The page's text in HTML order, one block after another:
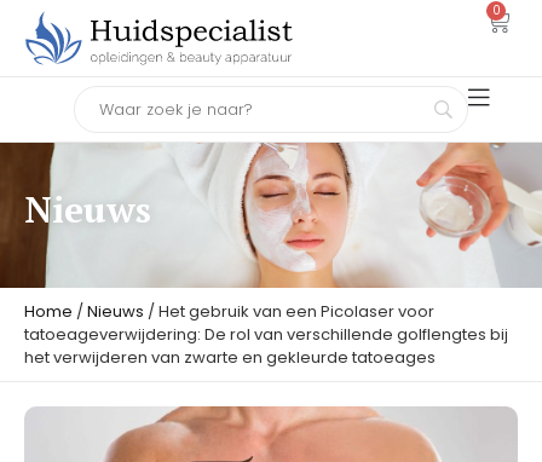
0
Nieuws
Home /Nieuws / Het gebruik van een Picolaser voor
tatoeageverwijdering: De rol van verschillende golflengtes bij
het verwijderen van zwarte en gekleurde tatoeages